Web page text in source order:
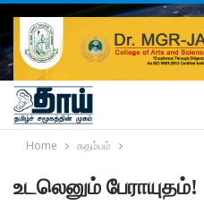
Home கதம்பம்
உடலெனும் பேராயுதம்!